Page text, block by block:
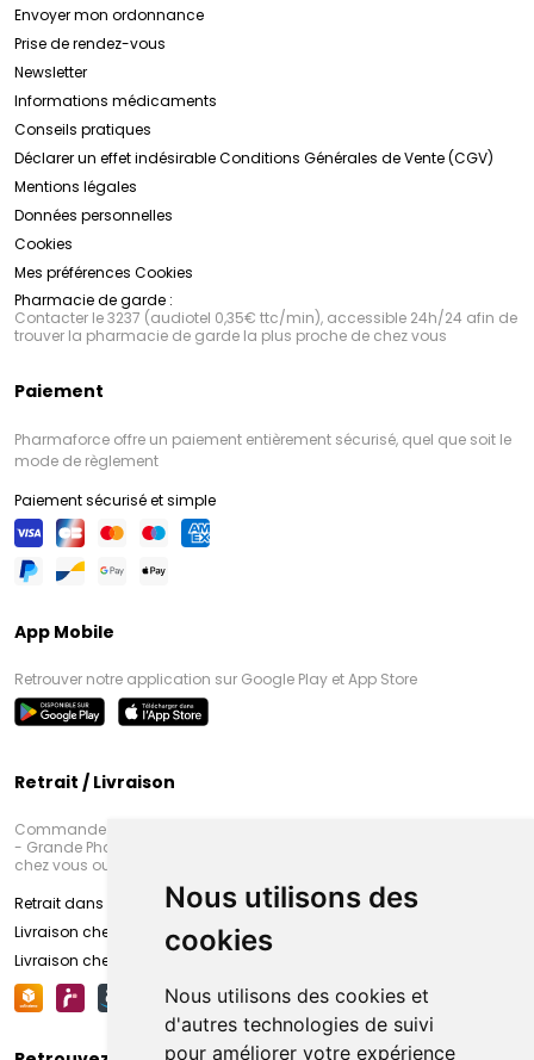
Nous utilisons des
cookies
Nous utilisons des cookies et
d'autres technologies de suivi
pour améliorer votre expérience
Envoyer mon ordonnance
Prise de rendez-vous
Newsletter
Informations médicaments
Conseils pratiques
Déclarer un effet indésirableConditions Générales de Vente (CGV)
Mentions légales
Données personnelles
Cookies
Mes préférences Cookies
Pharmacie de garde :
Contacter le 3237 (audiotel 0,35€ ttc/min), accessible 24h/24 afin de
trouver la pharmacie de garde la plus proche de chez vous
Paiement
Pharmaforce offre un paiement entièrement sécurisé, quel que soit le
mode de règlement
Paiement sécurisé et simple
App Mobile
Retrouver notre application sur Google Play et App Store
Retrait / Livraison
Commandez en ligne et venez chercher votre commande à Amiens
- Grande Pharmacie d’Amiens (Fachon) ou recevez-là rapidement
chez vous ou en point retrait
Retrait dans la pharmacie d’Amiens
Livraison chez vous
Livraison chez votre commerçant